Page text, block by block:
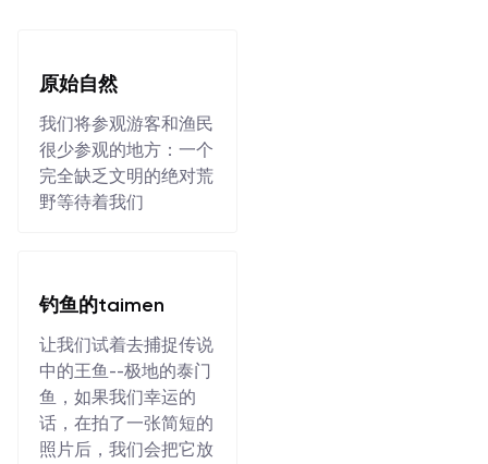
原始自然
我们将参观游客和渔民
很少参观的地方：一个
完全缺乏文明的绝对荒
野等待着我们
钓鱼的taimen
让我们试着去捕捉传说
中的王鱼--极地的泰门
鱼，如果我们幸运的
话，在拍了一张简短的
照片后，我们会把它放